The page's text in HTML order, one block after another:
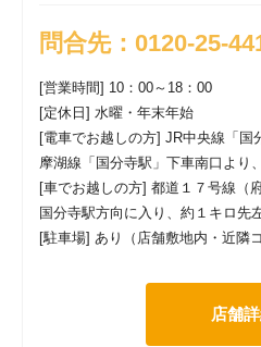
問合先：0120-25-
[営業時間] 10：00～18：00
[定休日] 水曜・年末年始
[電車でお越しの方] JR中央線「国
摩湖線「国分寺駅」下車南口より
[車でお越しの方] 都道１７号線（
国分寺駅方向に入り、約１キロ先
[駐車場] あり（店舗敷地内・近隣
店舗